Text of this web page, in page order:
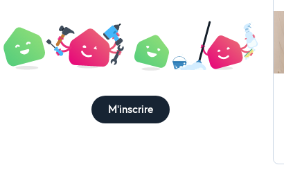
M'inscrire